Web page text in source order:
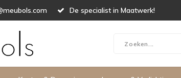
De specialist in Maatwerk!